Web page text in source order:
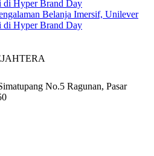
Belanja Imersif, Unilever
di Hyper Brand Day
No.5 Ragunan, Pasar